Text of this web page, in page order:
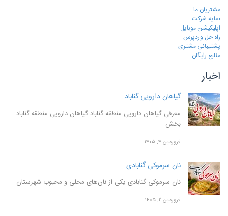
مشتریان ما
نمایه شرکت
اپلیکیشن موبایل
راه حل وردپرس
پشتیبانی مشتری
منابع رایگان
اخبار
گیاهان دارویی گناباد
معرفی گیاهان دارویی منطقه گناباد گیاهان دارویی منطقه گناباد
بخش
فروردین ۴, ۱۴۰۵
نان سرموکی گنابادی
نان سرموکی گنابادی یکی از نان‌های محلی و محبوب شهرستان
فروردین ۲, ۱۴۰۵